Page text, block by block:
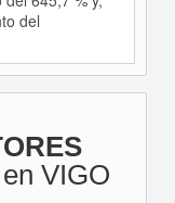
del
en VIGO